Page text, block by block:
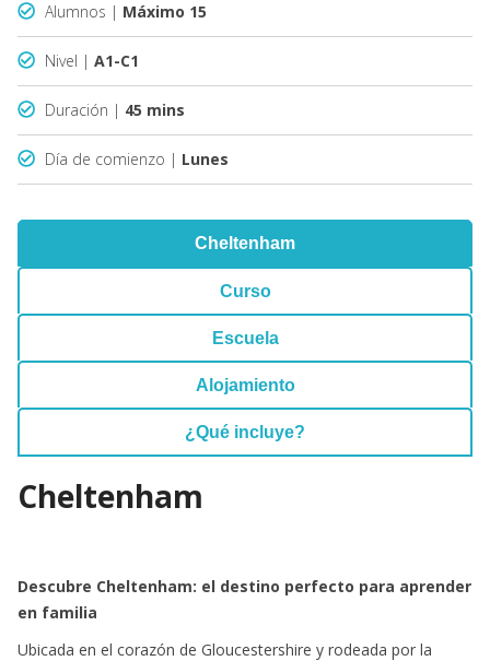
Alumnos | Máximo 15
Nivel | A1-C1
Duración | 45 mins
Día de comienzo | Lunes
Cheltenham
Curso
Escuela
Alojamiento
¿Qué incluye?
Cheltenham
Descubre Cheltenham: el destino perfecto para aprender
en familia
Ubicada en el corazón de Gloucestershire y rodeada por la